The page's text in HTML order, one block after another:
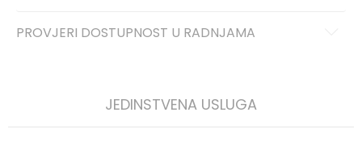
PROVJERI DOSTUPNOST U RADNJAMA
JEDINSTVENA USLUGA